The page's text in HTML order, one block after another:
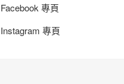
Facebook 專頁
Instagram 專頁